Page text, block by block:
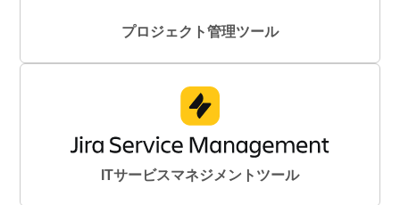
プロジェクト管理ツール
ITサービスマネジメントツール